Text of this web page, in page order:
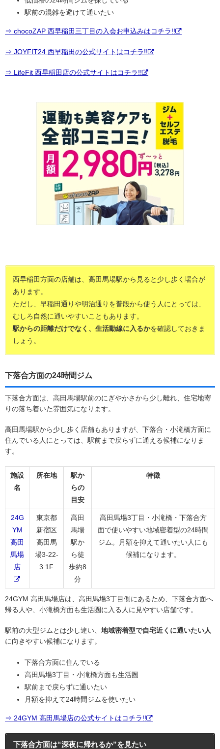
駅前の混雑を避けて通いたい
⇒ chocoZAP 西早稲田三丁目の入会お申込みはコチラ!!
⇒ JOYFIT24 西早稲田の公式サイトはコチラ!!
⇒ LifeFit 西早稲田店の公式サイトはコチラ!!
西早稲田方面の店舗は、高田馬場駅から見ると少し歩く場合が
あります。
ただし、早稲田通りや明治通りを普段から使う人にとっては、
むしろ自然に通いやすいこともあります。
駅からの距離だけでなく、生活動線に入るかを確認しておきま
しょう。
下落合方面の24時間ジム
下落合方面は、高田馬場駅前のにぎやかさから少し離れ、住宅地寄
りの落ち着いた雰囲気になります。
高田馬場駅から少し歩く店舗もありますが、下落合・小滝橋方面に
住んでいる人にとっては、駅前まで戻らずに通える候補になりま
す。
施設
名
所在地
駅か
らの
目安
特徴
24G
YM
高田
馬場
店
東京都
新宿区
高田馬
場3-22-
3 1F
高田
馬場
駅か
ら徒
歩約8
分
高田馬場3丁目・小滝橋・下落合方
面で使いやすい地域密着型の24時間
ジム。月額を抑えて通いたい人にも
候補になります。
24GYM 高田馬場店は、高田馬場3丁目側にあるため、下落合方面へ
帰る人や、小滝橋方面も生活圏に入る人に見やすい店舗です。
駅前の大型ジムとは少し違い、 地域密着型で自宅近くに通いたい人
に向きやすい候補になります。
下落合方面に住んでいる
高田馬場3丁目・小滝橋方面も生活圏
駅前まで戻らずに通いたい
月額を抑えて24時間ジムを使いたい
⇒ 24GYM 高田馬場店の公式サイトはコチラ!!
下落合方面は“深夜に帰れるか”を見たい